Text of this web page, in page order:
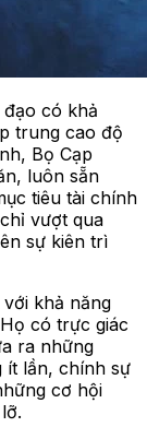
có khả
trung cao độ
Bọ Cạp
luôn sẵn
tiêu tài chính
vượt qua
sự kiên trì
khả năng
có trực giác
ra những
ít lần, chính sự
cơ hội